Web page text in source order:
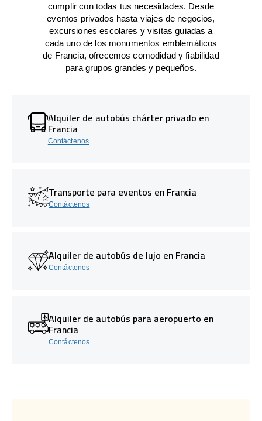
cumplir con todas tus necesidades. Desde
eventos privados hasta viajes de negocios,
excursiones escolares y visitas guiadas a
cada uno de los monumentos emblemáticos
de Francia, ofrecemos comodidad y fiabilidad
para grupos grandes y pequeños.
Alquiler de autobús chárter privado en
Francia
Contáctenos
Transporte para eventos en Francia
Contáctenos
Alquiler de autobús de lujo en Francia
Contáctenos
Alquiler de autobús para aeropuerto en
Francia
Contáctenos